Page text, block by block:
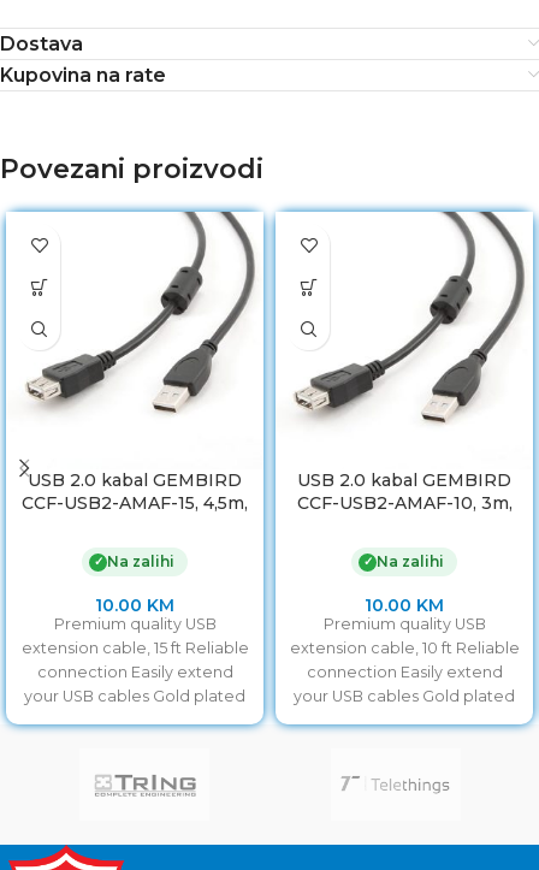
Dostava
Kupovina na rate
Povezani proizvodi
USB 2.0 kabal GEMBIRD
CCF-USB2-AMAF-15, 4,5m,
ferrit
✓ Na zalihi
10.00 KM
Premium quality USB
extension cable, 15 ft Reliable
connection Easily extend
your USB cables Gold plated
contacts
USB 2.0 kabal GEMBIRD
CCF-USB2-AMAF-10, 3m,
ferrit
✓ Na zalihi
10.00 KM
Premium quality USB
extension cable, 10 ft Reliable
connection Easily extend
your USB cables Gold plated
contacts Lifetime warranty